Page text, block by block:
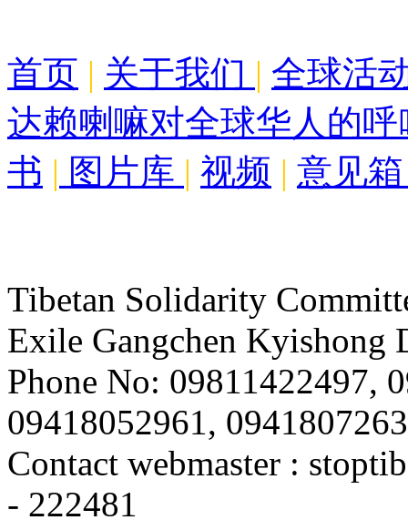
首页 | 关于我们 | 全球活
达赖喇嘛对全球华人的
书 | 图片库 | 视频 | 意见
Tibetan Solidarity
Exile Gangchen Kyishong
Phone No: 09811422497,
09418052961,
Contact webmaster :
- 222481